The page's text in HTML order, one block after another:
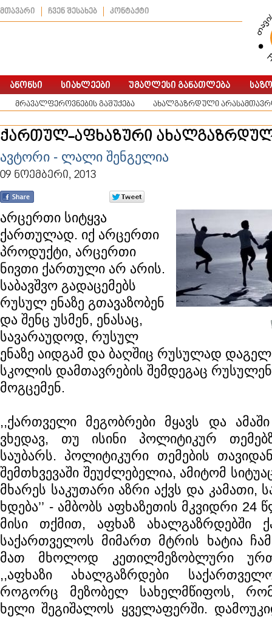
მთავარი ჩვენ შესახებ კონტაქტი
მრავალფეროვნების გაშუქება ახალგაზრდული
ქართულ-აფხაზური
ავტორი - ლალი შენგელია
09 ნოემბერი, 2013
არცერთი სიტყვა
ქართულად. იქ არცერთი
პროდუქტი, არცერთი
ნივთი ქართული არ არის.
საბავშვო გადაცემებს
რუსულ ენაზე გთავაზობენ
და შენც უსმენ, ენასაც,
სავარაუდოდ, რუსულ
ენაზე აიდგამ და ბაღშიც რუსულად
სკოლის დამთავრების შემდეგაც
მოგცემენ.
,,ქართველი მეგობრები მყავს და
ვხედავ, თუ ისინი პოლიტიკურ
საუბარს. პოლიტიკური თემების
შემთხვევაში შეუძლებელია, ამიტომ
მხარეს საკუთარი აზრი აქვს და
ხდება’’ - ამბობს აფხაზეთის მკვიდრი
მისი თქმით, აფხაზ ახალგაზრდებში
საქართველოს მიმართ მტრის ხატია
მათ მხოლოდ კეთილმეზობლური
,,აფხაზი ახალგაზრდები
როგორც მეზობელ სახელმწიფოს,
ხელი შეგიშალოს ყველაფერში.